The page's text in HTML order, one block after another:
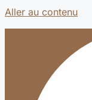
Aller au contenu